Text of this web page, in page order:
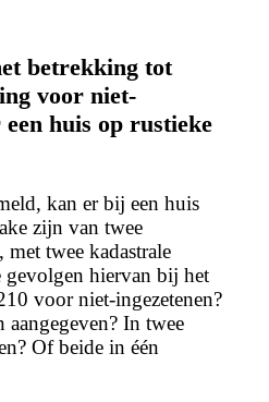
betrekking tot
voor niet-
huis op rustieke
kan er bij een huis
zijn van twee
met twee kadastrale
gevolgen hiervan bij het
voor niet-ingezetenen?
In twee
Of beide in één